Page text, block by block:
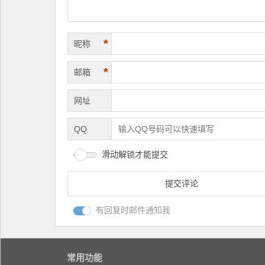
昵称 *
邮箱 *
网址
QQ
滑动解锁才能提交
有回复时邮件通知我
常用功能